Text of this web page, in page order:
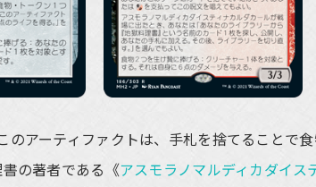
のアーティファクトは、手札を捨てることで
の著者である《アスモラノマルディカダイス